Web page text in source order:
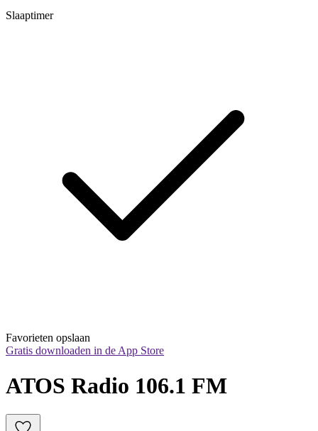
Slaaptimer
Favorieten opslaan
Gratis downloaden in de App Store
ATOS Radio 106.1 FM